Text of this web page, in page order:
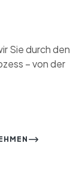
Sie durch den
– von der